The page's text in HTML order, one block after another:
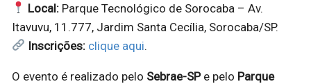
Local: Parque Tecnológico de Sorocaba – Av.
Itavuvu, 11.777, Jardim Santa Cecília, Sorocaba/SP.
Inscrições: clique aqui.
O evento é realizado pelo Sebrae-SPe pelo Parque